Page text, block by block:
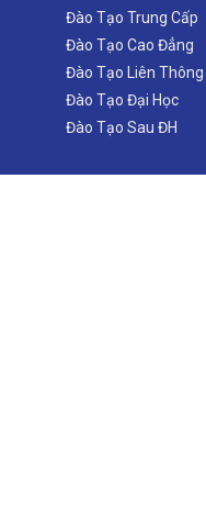
Đào Tạo Trung Cấp
Đào Tạo Cao Đẳng
Đào Tạo Liên Thông
Đào Tạo Đại Học
Đào Tạo Sau ĐH